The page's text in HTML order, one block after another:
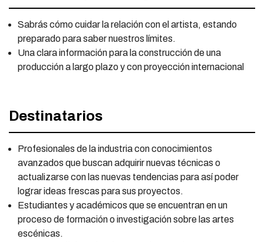
Sabrás cómo cuidar la relación con el artista, estando
preparado para saber nuestros límites.
Una clara información para la construcción de una
producción a largo plazo y con proyección internacional
Destinatarios
Profesionales de la industria con conocimientos
avanzados que buscan adquirir nuevas técnicas o
actualizarse con las nuevas tendencias para así poder
lograr ideas frescas para sus proyectos.
Estudiantes y académicos que se encuentran en un
proceso de formación o investigación sobre las artes
escénicas.